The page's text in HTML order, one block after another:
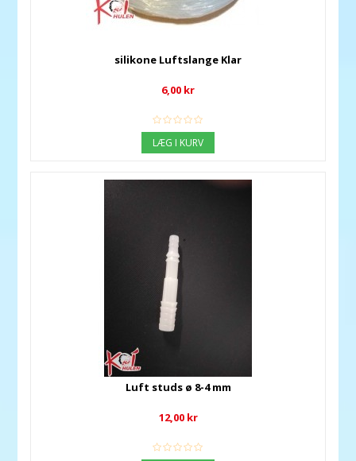
silikone Luftslange Klar
6,00 kr
LÆG I KURV
Luft studs ø 8-4 mm
12,00 kr